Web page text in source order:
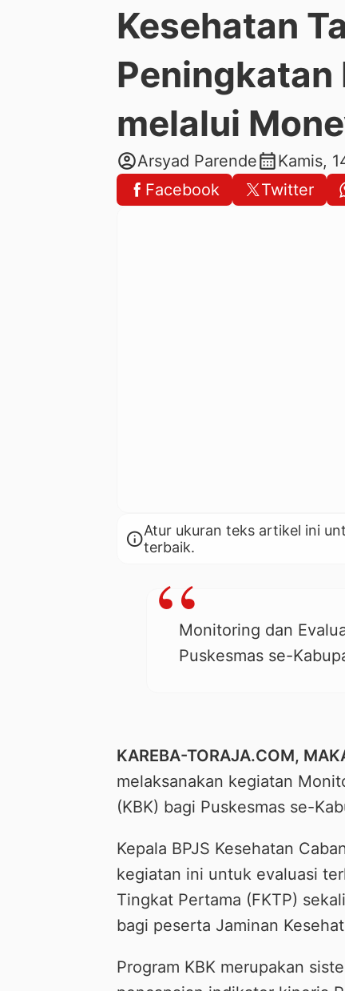
Kesehatan
Peningkatan
melalui
account_circleArsyad Parendecalendar_monthKamis,
Facebook
Twitter
infoAtur ukuran teks artikel ini
terbaik.
Monitoring dan
Puskesmas se-
KAREBA-TORAJA.COM,
melaksanakan kegiatan
(KBK) bagi Puskesmas se-
Kepala BPJS Kesehatan
kegiatan ini untuk evaluasi
Tingkat Pertama (FKTP)
bagi peserta Jaminan
Program KBK merupakan